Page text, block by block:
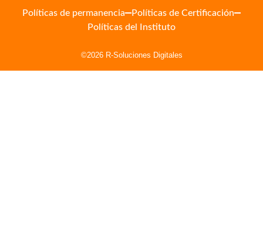
Políticas de permanencia
Políticas de Certificación
Políticas del Instituto
©2026 R-Soluciones Digitales